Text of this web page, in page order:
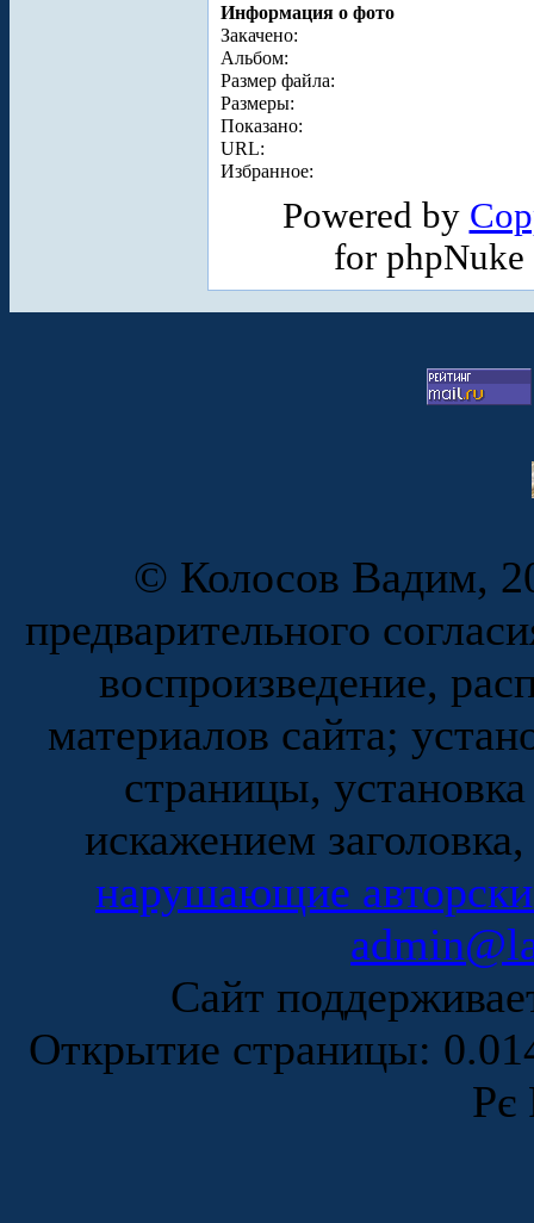
Информация о фото
Закачено:
Альбом:
Размер файла:
Размеры:
Показано:
URL:
Избранное:
Powered by
for
© Колосов Вадим,
предварительного
воспроизведение,
материалов сайта;
страницы,
искажением
нарушающие
Сайт
Открытие страницы:
Рє